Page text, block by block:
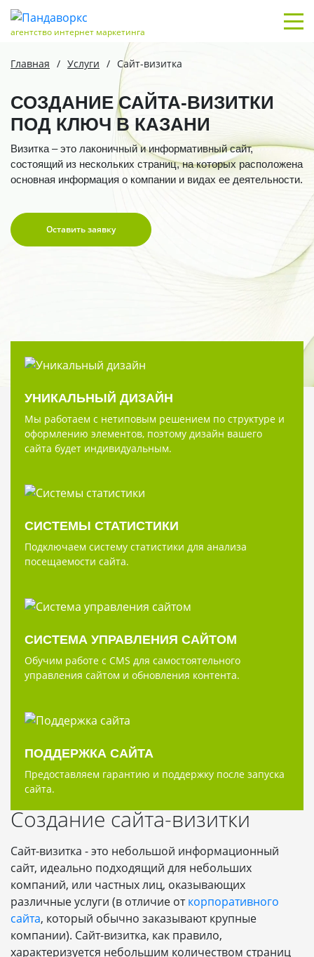
агентство интернет маркетинга
Главная / Услуги / Сайт-визитка
СОЗДАНИЕ САЙТА-ВИЗИТКИ
ПОД КЛЮЧ В КАЗАНИ
Визитка – это лаконичный и информативный сайт,
состоящий из нескольких страниц, на которых расположена
основная информация о компании и видах ее деятельности.
Оставить заявку
УНИКАЛЬНЫЙ ДИЗАЙН
Мы работаем с нетиповым решением по структуре и
оформлению элементов, поэтому дизайн вашего
сайта будет индивидуальным.
СИСТЕМЫ СТАТИСТИКИ
Подключаем систему статистики для анализа
посещаемости сайта.
СИСТЕМА УПРАВЛЕНИЯ САЙТОМ
Обучим работе с CMS для самостоятельного
управления сайтом и обновления контента.
ПОДДЕРЖКА САЙТА
Предоставляем гарантию и поддержку после запуска
сайта.
Создание сайта-визитки
Сайт-визитка - это небольшой информационный
сайт, идеально подходящий для небольших
компаний, или частных лиц, оказывающих
различные услуги (в отличие откорпоративного
сайта, который обычно заказывают крупные
компании). Сайт-визитка, как правило,
характеризуется небольшим количеством страниц